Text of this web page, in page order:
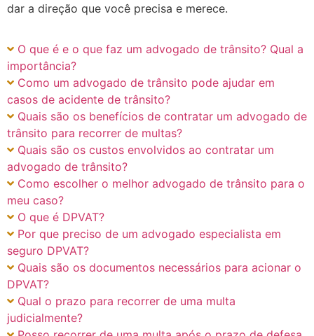
dar a direção que você precisa e merece.
O que é e o que faz um advogado de trânsito? Qual a
importância?
Como um advogado de trânsito pode ajudar em
casos de acidente de trânsito?
Quais são os benefícios de contratar um advogado de
trânsito para recorrer de multas?
Quais são os custos envolvidos ao contratar um
advogado de trânsito?
Como escolher o melhor advogado de trânsito para o
meu caso?
O que é DPVAT?
Por que preciso de um advogado especialista em
seguro DPVAT?
Quais são os documentos necessários para acionar o
DPVAT?
Qual o prazo para recorrer de uma multa
judicialmente?